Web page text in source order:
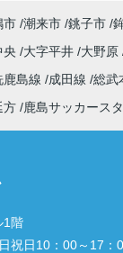
市 潮来市 銚子市
央 大字平井 大野原
鹿島線 成田線 総武
方 鹿島サッカース
1階
祝日10：00～17：